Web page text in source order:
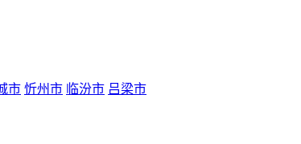
市 忻州市 临汾市 吕梁市